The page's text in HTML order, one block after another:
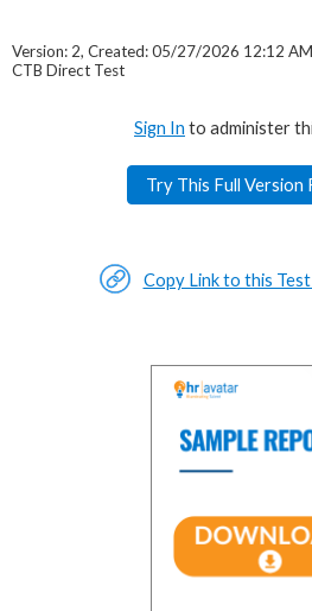
Version: 2, Created: 05/27/2026 12:12
CTB Direct Test
Sign In to administer
Try This Full Version
Copy Link to this